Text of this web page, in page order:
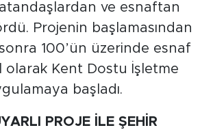
ve esnaftan
Projenin başlamasından
100’ün üzerinde esnaf
olarak Kent Dostu İşletme
başladı.
PROJE İLE ŞEHİR